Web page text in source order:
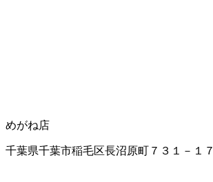
めがね店
千葉県千葉市稲毛区長沼原町７３１－１７